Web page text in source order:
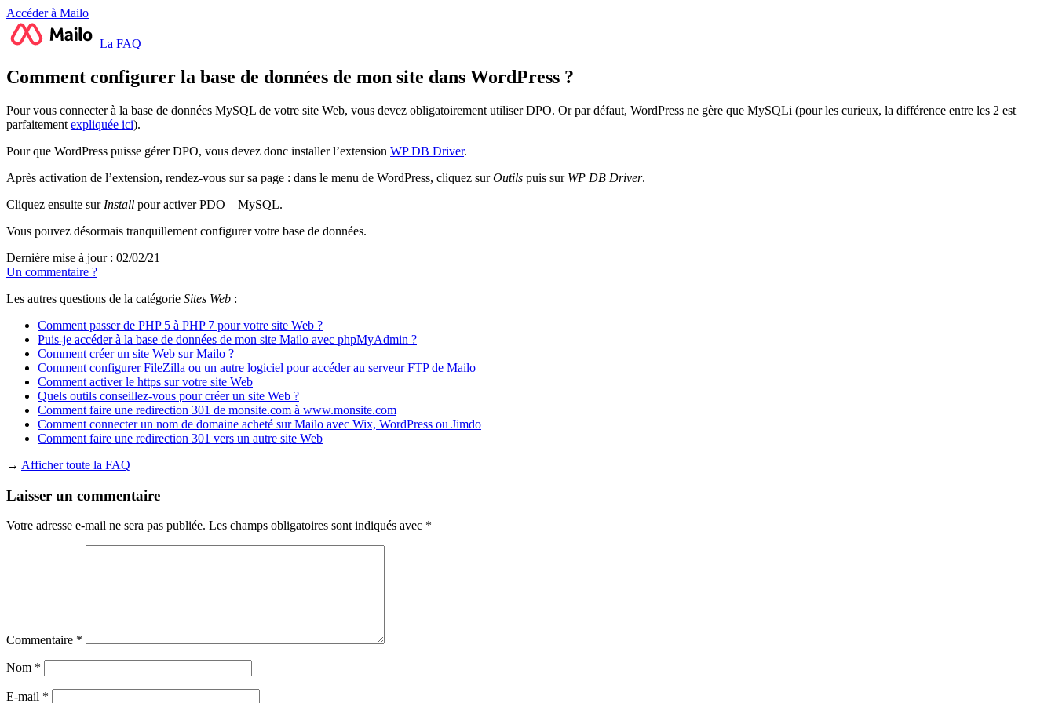
Accéder à Mailo
La FAQ
Comment configurer la base de données de mon site dans WordPress ?
Pour vous connecter à la base de données MySQL de votre site Web, vous devez obligatoirement utiliser DPO. Or par défaut, WordPress ne gère que MySQLi (pour les curieux, la différence entre les 2 est
parfaitement expliquée ici).
Pour que WordPress puisse gérer DPO, vous devez donc installer l’extension WP DB Driver.
Après activation de l’extension, rendez-vous sur sa page : dans le menu de WordPress, cliquez surOutils puis sur WP DB Driver.
Cliquez ensuite sur Install pour activer PDO – MySQL.
Vous pouvez désormais tranquillement configurer votre base de données.
Dernière mise à jour : 02/02/21
Un commentaire ?
Les autres questions de la catégorie Sites Web :
Comment passer de PHP 5 à PHP 7 pour votre site Web ?
Puis-je accéder à la base de données de mon site Mailo avec phpMyAdmin ?
Comment créer un site Web sur Mailo ?
Comment configurer FileZilla ou un autre logiciel pour accéder au serveur FTP de Mailo
Comment activer le https sur votre site Web
Quels outils conseillez-vous pour créer un site Web ?
Comment faire une redirection 301 de monsite.com à www.monsite.com
Comment connecter un nom de domaine acheté sur Mailo avec Wix, WordPress ou Jimdo
Comment faire une redirection 301 vers un autre site Web
→ Afficher toute la FAQ
Laisser un commentaire
Votre adresse e-mail ne sera pas publiée. Les champs obligatoires sont indiqués avec *
Commentaire *
Nom *
E-mail *